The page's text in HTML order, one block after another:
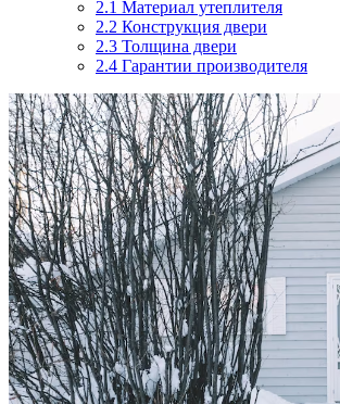
2.1 Материал утеплителя
2.2 Конструкция двери
2.3 Толщина двери
2.4 Гарантии производителя